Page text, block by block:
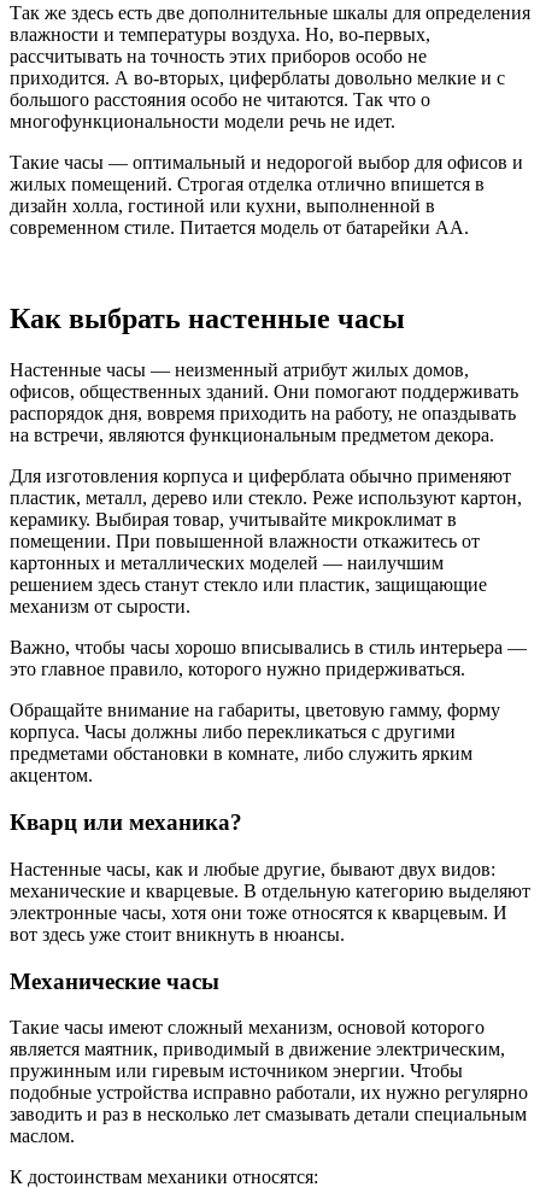
Так же здесь есть две дополнительные шкалы для определения
влажности и температуры воздуха. Но, во-первых,
рассчитывать на точность этих приборов особо не
приходится. А во-вторых, циферблаты довольно мелкие и с
большого расстояния особо не читаются. Так что о
многофункциональности модели речь не идет.
Такие часы — оптимальный и недорогой выбор для офисов и
жилых помещений. Строгая отделка отлично впишется в
дизайн холла, гостиной или кухни, выполненной в
современном стиле. Питается модель от батарейки АА.
Как выбрать настенные часы
Настенные часы — неизменный атрибут жилых домов,
офисов, общественных зданий. Они помогают поддерживать
распорядок дня, вовремя приходить на работу, не опаздывать
на встречи, являются функциональным предметом декора.
Для изготовления корпуса и циферблата обычно применяют
пластик, металл, дерево или стекло. Реже используют картон,
керамику. Выбирая товар, учитывайте микроклимат в
помещении. При повышенной влажности откажитесь от
картонных и металлических моделей — наилучшим
решением здесь станут стекло или пластик, защищающие
механизм от сырости.
Важно, чтобы часы хорошо вписывались в стиль интерьера —
это главное правило, которого нужно придерживаться.
Обращайте внимание на габариты, цветовую гамму, форму
корпуса. Часы должны либо перекликаться с другими
предметами обстановки в комнате, либо служить ярким
акцентом.
Кварц или механика?
Настенные часы, как и любые другие, бывают двух видов:
механические и кварцевые. В отдельную категорию выделяют
электронные часы, хотя они тоже относятся к кварцевым. И
вот здесь уже стоит вникнуть в нюансы.
Механические часы
Такие часы имеют сложный механизм, основой которого
является маятник, приводимый в движение электрическим,
пружинным или гиревым источником энергии. Чтобы
подобные устройства исправно работали, их нужно регулярно
заводить и раз в несколько лет смазывать детали специальным
маслом.
К достоинствам механики относятся: